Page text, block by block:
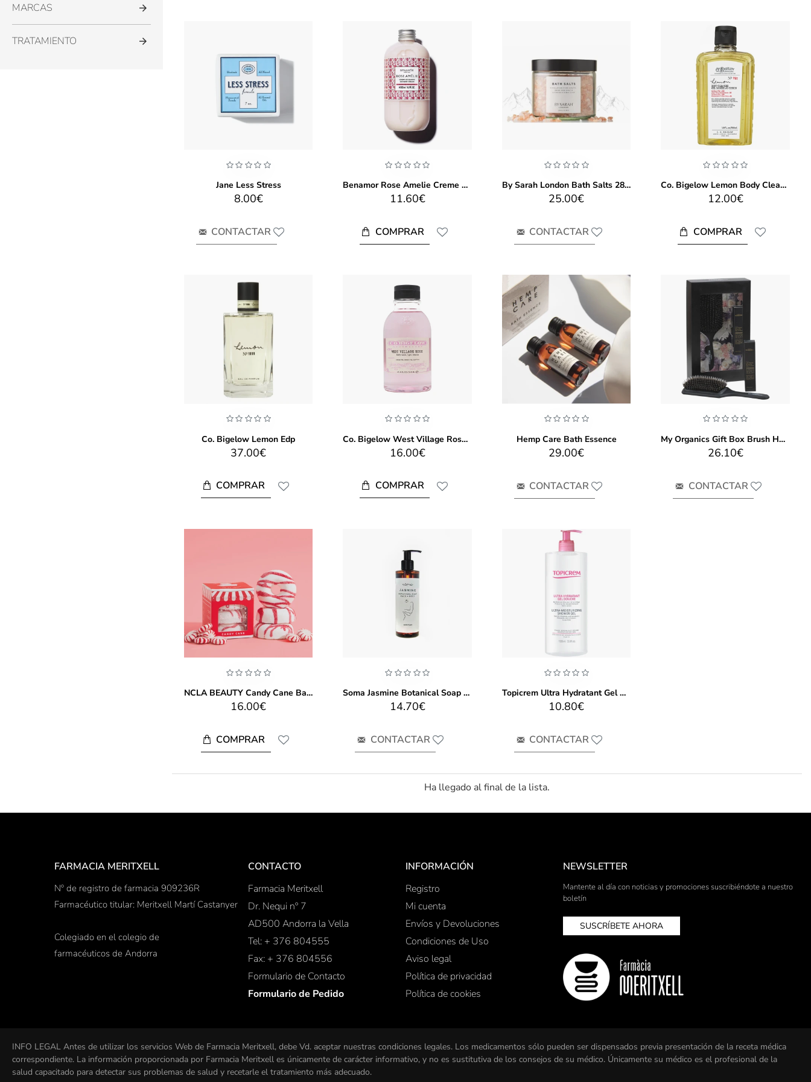
MARCAS
TRATAMIENTO
Jane Less Stress
8.00€
CONTACTAR
Benamor Rose Amelie Creme De Banho 500ml
11.60€
COMPRAR
By Sarah London Bath Salts 280 Gr
25.00€
CONTACTAR
Co. Bigelow Lemon Body Cleanser 295ml
12.00€
COMPRAR
Co. Bigelow Lemon Edp
37.00€
COMPRAR
Co. Bigelow West Village Rose Body Wash 310ml
16.00€
COMPRAR
Hemp Care Bath Essence
29.00€
CONTACTAR
My Organics Gift Box Brush Hair And Perfume
26.10€
CONTACTAR
NCLA BEAUTY Candy Cane Bath Treats
16.00€
COMPRAR
Soma Jasmine Botanical Soap Face+Body 250ml
14.70€
CONTACTAR
Topicrem Ultra Hydratant Gel Douche 1l
10.80€
CONTACTAR
Ha llegado al final de la lista.
FARMACIA MERITXELL
Nº de registro de farmacia 909236R
Farmacéutico titular: Meritxell Martí Castanyer
Colegiado en el colegio de
farmacéuticos de Andorra
CONTACTO
Farmacia Meritxell
Dr. Nequi nº 7
AD500 Andorra la Vella
Tel: + 376 804555
Fax: + 376 804556
Formulario de Contacto
Formulario de Pedido
INFORMACIÓN
Registro
Mi cuenta
Envíos y Devoluciones
Condiciones de Uso
Aviso legal
Política de privacidad
Política de cookies
NEWSLETTER
Mantente al día con noticias y promociones suscribiéndote a nuestro
boletín
SUSCRÍBETE AHORA
INFO LEGAL Antes de utilizar los servicios Web de Farmacia Meritxell, debe Vd. aceptar nuestras condiciones legales. Los medicamentos sólo pueden ser dispensados previa presentación de la receta médica
correspondiente. La información proporcionada por Farmacia Meritxell es únicamente de carácter informativo, y no es sustitutiva de los consejos de su médico. Únicamente su médico es el profesional de la
salud capacitado para detectar sus problemas de salud y recetarle el tratamiento más adecuado.